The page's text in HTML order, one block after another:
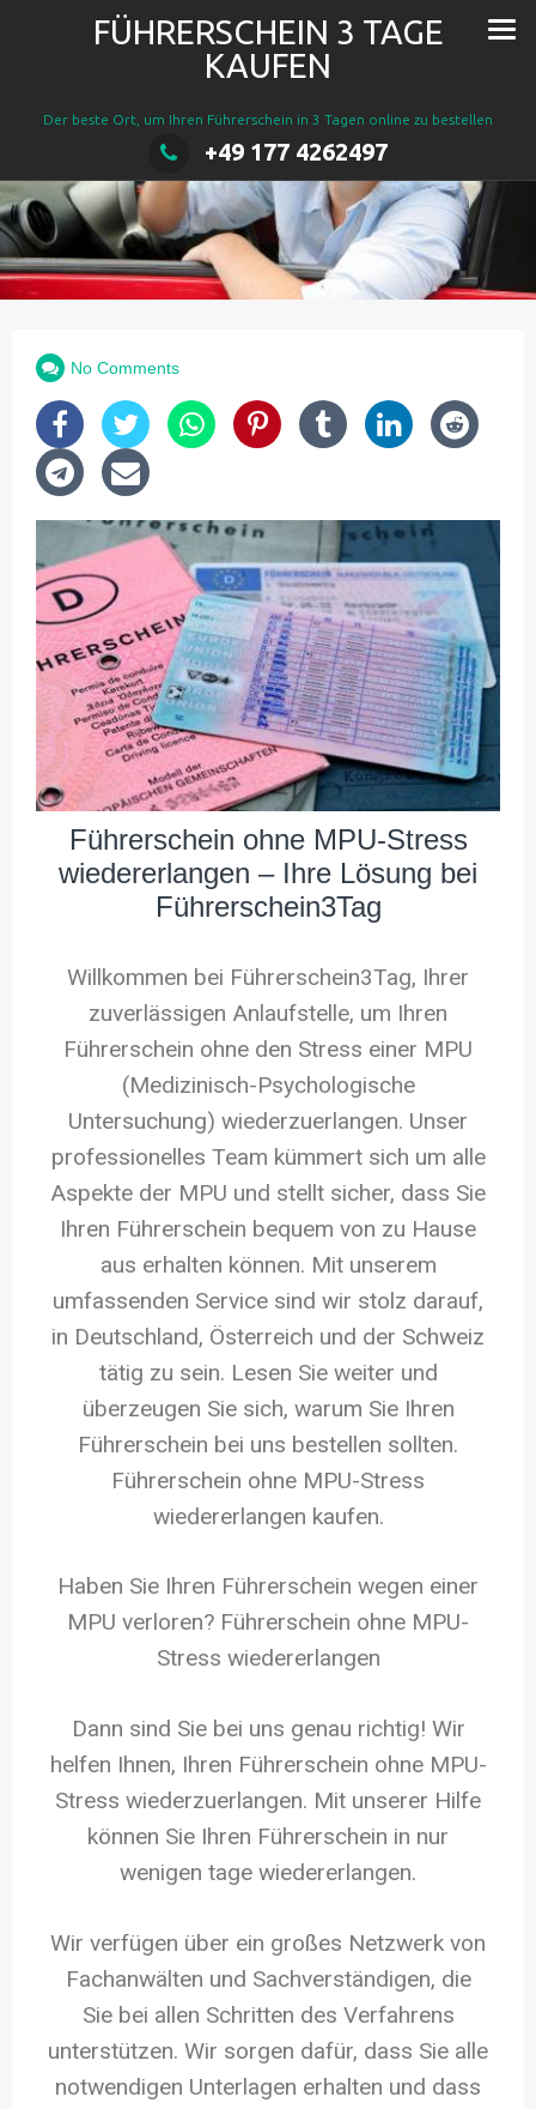
FÜHRERSCHEIN 3 TAGE
KAUFEN
Der beste Ort, um Ihren Führerschein in 3 Tagen online zu bestellen
+49 177 4262497
No Comments
Führerschein ohne MPU-Stress
wiedererlangen – Ihre Lösung bei
Führerschein3Tag
Willkommen bei Führerschein3Tag, Ihrer
zuverlässigen Anlaufstelle, um Ihren
Führerschein ohne den Stress einer MPU
(Medizinisch-Psychologische
Untersuchung) wiederzuerlangen. Unser
professionelles Team kümmert sich um alle
Aspekte der MPU und stellt sicher, dass Sie
Ihren Führerschein bequem von zu Hause
aus erhalten können. Mit unserem
umfassenden Service sind wir stolz darauf,
in Deutschland, Österreich und der Schweiz
tätig zu sein. Lesen Sie weiter und
überzeugen Sie sich, warum Sie Ihren
Führerschein bei uns bestellen sollten.
Führerschein ohne MPU-Stress
wiedererlangen kaufen.
Haben Sie Ihren Führerschein wegen einer
MPU verloren? Führerschein ohne MPU-
Stress wiedererlangen
Dann sind Sie bei uns genau richtig! Wir
helfen Ihnen, Ihren Führerschein ohne MPU-
Stress wiederzuerlangen. Mit unserer Hilfe
können Sie Ihren Führerschein in nur
wenigen tage wiedererlangen.
Wir verfügen über ein großes Netzwerk von
Fachanwälten und Sachverständigen, die
Sie bei allen Schritten des Verfahrens
unterstützen. Wir sorgen dafür, dass Sie alle
notwendigen Unterlagen erhalten und dass